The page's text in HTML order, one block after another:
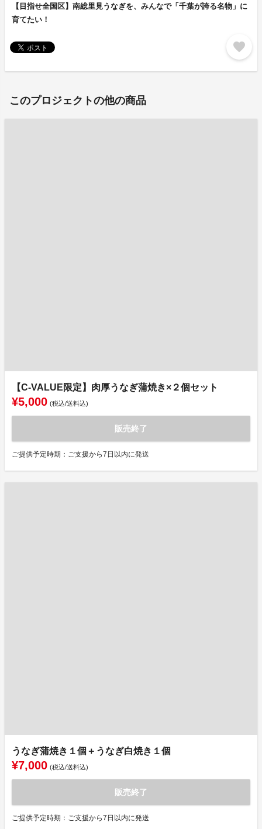
【目指せ全国区】南総里見うなぎを、みんなで「千葉が誇る名物」に
育てたい！
favorite
このプロジェクトの他の商品
【C-VALUE限定】肉厚うなぎ蒲焼き×２個セット
¥5,000 (税込/送料込)
販売終了
ご提供予定時期：ご支援から7日以内に発送
うなぎ蒲焼き１個＋うなぎ白焼き１個
¥7,000 (税込/送料込)
販売終了
ご提供予定時期：ご支援から7日以内に発送